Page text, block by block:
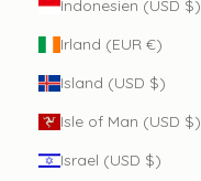
Indonesien (USD $)
Irland (EUR €)
Island (USD $)
Isle of Man (USD $)
Israel (USD $)